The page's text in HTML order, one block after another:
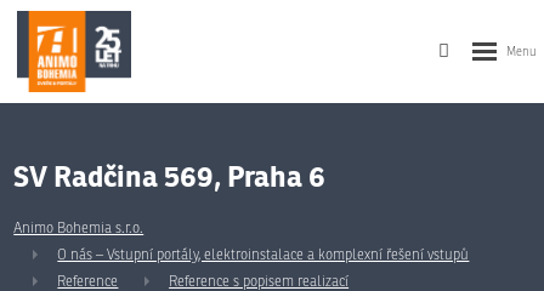
SV Radčina 569, Praha 6
Animo Bohemia s.r.o.
O nás – Vstupní portály, elektroinstalace a komplexní řešení vstupů
Reference
Reference s popisem realizací